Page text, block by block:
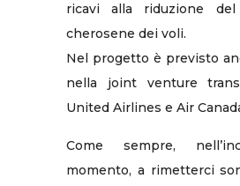
ricavi alla riduzione
cherosene dei voli.
Nel progetto è previsto
nella joint venture
United Airlines e Air
Come sempre,
momento, a rimetterci